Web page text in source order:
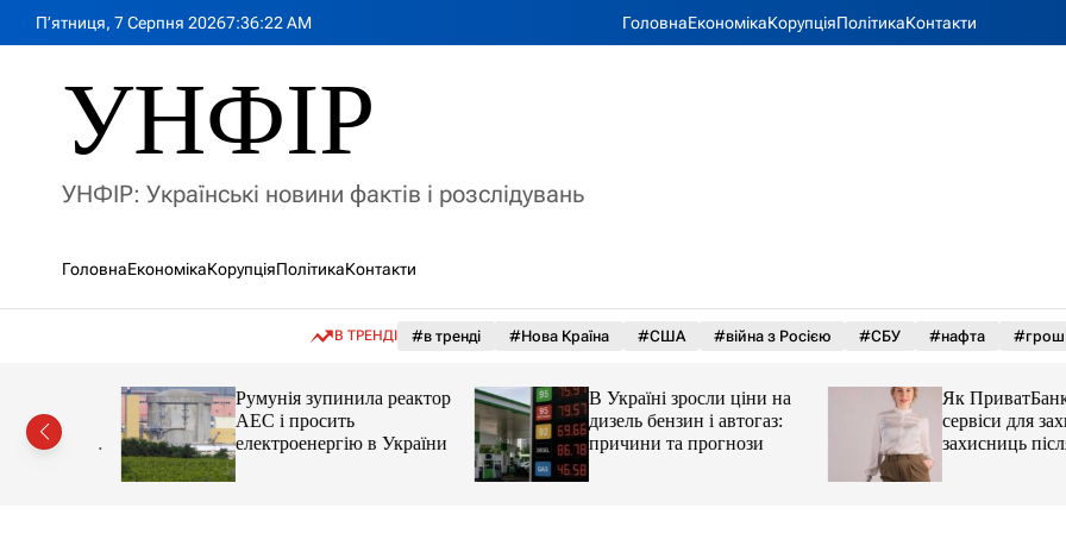
П’ятниця, 7 Серпня 20267:36:23 AM ГоловнаЕкономікаКорупціяПолітикаКонтакти
УНФІР
УНФІР: Українські новини фактів і розслідувань
ГоловнаЕкономікаКорупціяПолітикаКонтакти
В ТРЕНДІ #в тренді #Нова Країна #США #війна з Росією #СБУ #нафта
цін і
Румунія зупинила реактор
АЕС і просить
електроенергію в України
В Україні зросли ціни на
дизель бензин і автогаз:
причини та прогнози
Як ПриватБанк
сервіси для
захисниць після